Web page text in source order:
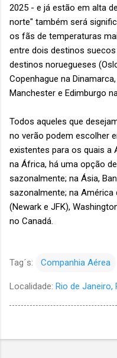
2025 - e já estão em alta
norte" também será
os fãs de temperaturas
entre dois destinos
destinos noruegueses
Copenhague na
Manchester e Edimburgo
Todos aqueles que
no verão podem escolher
existentes para os quais a
na África, há uma opção
sazonalmente; na Ásia,
sazonalmente; na
(Newark e JFK),
no Canadá.
Tag´s: Companhia Aérea
Localidade: Rio de Janeiro,